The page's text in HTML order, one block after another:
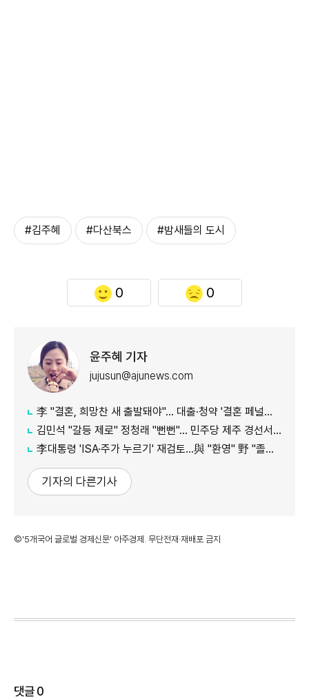
#김주혜 #다산북스 #밤새들의 도시
0 0
윤주혜 기자
jujusun@ajunews.com
李 "결혼, 희망찬 새 출발돼야"… 대출·청약 '결혼 페널티' 손본다
김민석 "갈등 제로" 정청래 "뻔뻔"… 민주당 제주 경선서 격돌
李대통령 'ISA·주가 누르기' 재검토…與 "환영" 野 "졸속 국정"
기자의 다른기사
©'5개국어 글로벌 경제신문' 아주경제. 무단전재·재배포 금지
댓글0